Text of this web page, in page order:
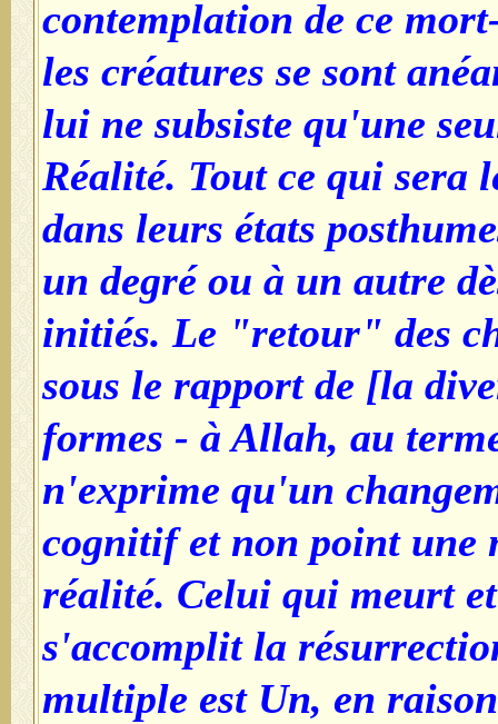
contemplation de ce
les créatures se sont
lui ne subsiste qu'une
Réalité. Tout ce qui sera
dans leurs états
un degré ou à un autre
initiés. Le "retour" des
sous le rapport de [la
formes - à Allah, au
n'exprime qu'un
cognitif et non point une
réalité. Celui qui meurt
s'accomplit la
multiple est Un, en